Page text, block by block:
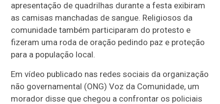
apresentação de quadrilhas durante a festa exibiram
as camisas manchadas de sangue. Religiosos da
comunidade também participaram do protesto e
fizeram uma roda de oração pedindo paz e proteção
para a população local.
Em vídeo publicado nas redes sociais da organização
não governamental (ONG) Voz da Comunidade, um
morador disse que chegou a confrontar os policiais